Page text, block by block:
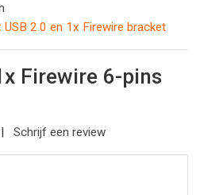
USB 2.0 en 1x Firewire bracket
Firewire 6-pins
Schrijf een review